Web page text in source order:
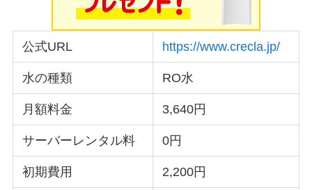
公式URL https://www.crecla.jp/
水の種類 RO水
月額料金 3,640円
サーバーレンタル料 0円
初期費用 2,200円